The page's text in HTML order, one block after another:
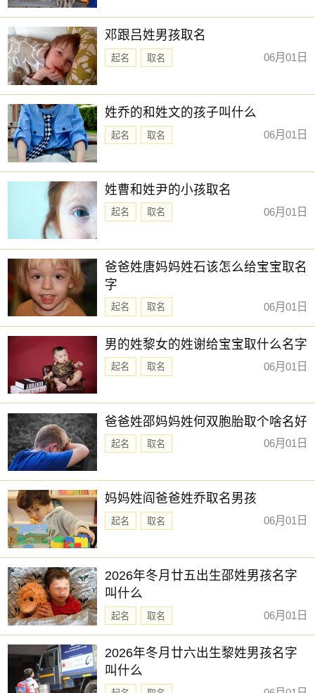
邓跟吕姓男孩取名
起名 取名 06月01日
姓乔的和姓文的孩子叫什么
起名 取名 06月01日
姓曹和姓尹的小孩取名
起名 取名 06月01日
爸爸姓唐妈妈姓石该怎么给宝宝取名
字
起名 取名 06月01日
男的姓黎女的姓谢给宝宝取什么名字
起名 取名 06月01日
爸爸姓邵妈妈姓何双胞胎取个啥名好
起名 取名 06月01日
妈妈姓阎爸爸姓乔取名男孩
起名 取名 06月01日
2026年冬月廿五出生邵姓男孩名字
叫什么
起名 取名 06月01日
2026年冬月廿六出生黎姓男孩名字
叫什么